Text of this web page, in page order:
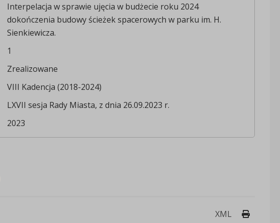
Interpelacja w sprawie ujęcia w budżecie roku 2024
dokończenia budowy ścieżek spacerowych w parku im. H.
Sienkiewicza.
1
Zrealizowane
VIII Kadencja (2018-2024)
LXVII sesja Rady Miasta, z dnia 26.09.2023 r.
2023
XML Drukuj